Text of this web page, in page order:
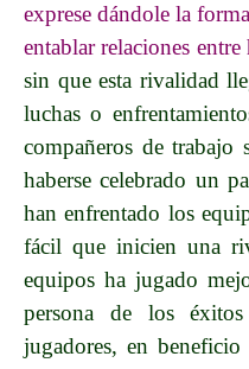
exprese dándole la
entablar relaciones
sin que esta rivalidad
luchas o
compañeros de trabajo
haberse celebrado un
han enfrentado los
fácil que inicien una
equipos ha jugado
persona de los
jugadores, en